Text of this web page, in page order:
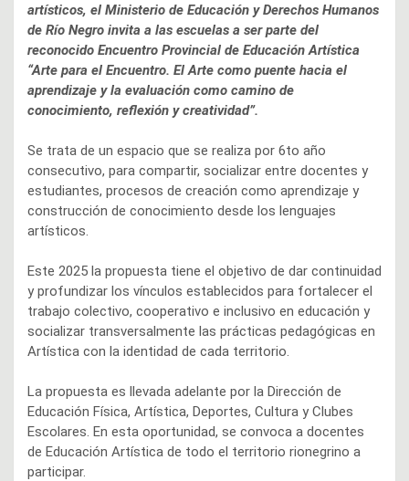
artísticos, el Ministerio de Educación y Derechos Humanos
de Río Negro invita a las escuelas a ser parte del
reconocido Encuentro Provincial de Educación Artística
“Arte para el Encuentro. El Arte como puente hacia el
aprendizaje y la evaluación como camino de
conocimiento, reflexión y creatividad”.
Se trata de un espacio que se realiza por 6to año
consecutivo, para compartir, socializar entre docentes y
estudiantes, procesos de creación como aprendizaje y
construcción de conocimiento desde los lenguajes
artísticos.
Este 2025 la propuesta tiene el objetivo de dar continuidad
y profundizar los vínculos establecidos para fortalecer el
trabajo colectivo, cooperativo e inclusivo en educación y
socializar transversalmente las prácticas pedagógicas en
Artística con la identidad de cada territorio.
La propuesta es llevada adelante por la Dirección de
Educación Física, Artística, Deportes, Cultura y Clubes
Escolares. En esta oportunidad, se convoca a docentes
de Educación Artística de todo el territorio rionegrino a
participar.